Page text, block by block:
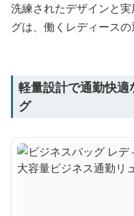
洗練されたデザインと
グは、働くレディースの
軽量設計で通勤快
グ